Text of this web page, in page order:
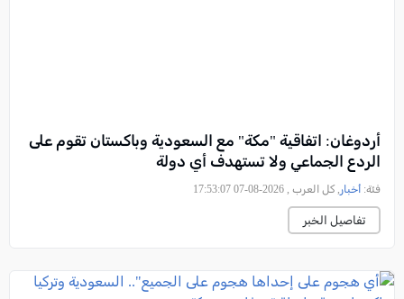
أردوغان: اتفاقية "مكة" مع السعودية وباكستان تقوم على
الردع الجماعي ولا تستهدف أي دولة
فئة: أخبار , كل العرب , 2026-08-07 17:53:07
تفاصيل الخبر